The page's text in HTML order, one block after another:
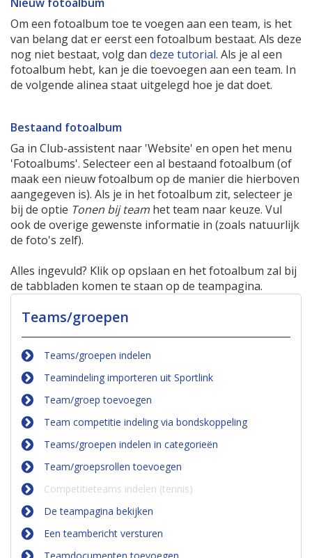
Om een fotoalbum toe te voegen aan een team, is het
van belang dat er eerst een fotoalbum bestaat. Als deze
nog niet bestaat, volg dan deze tutorial. Als je al een
fotoalbum hebt, kan je die toevoegen aan een team. In
de volgende alinea staat uitgelegd hoe je dat doet.
Bestaand fotoalbum
Ga in Club-assistent naar 'Website' en open het menu
'Fotoalbums'. Selecteer een al bestaand fotoalbum (of
maak een nieuw fotoalbum op de manier die hierboven
aangegeven is). Als je in het fotoalbum zit, selecteer je
bij de optie Tonen bij team het team naar keuze. Vul
ook de overige gewenste informatie in (zoals natuurlijk
de foto's zelf).
Alles ingevuld? Klik op opslaan en het fotoalbum zal bij
de tabbladen komen te staan op de teampagina.
Teams/groepen
Teams/groepen indelen
Teamindeling importeren uit Sportlink
Team/groep toevoegen
Team competitie indeling via bondskoppeling
Teams/groepen indelen in categorieën
Team/groepsrollen toevoegen
Competitieteams indelen (tennis)
De teampagina bekijken
Een teambericht versturen